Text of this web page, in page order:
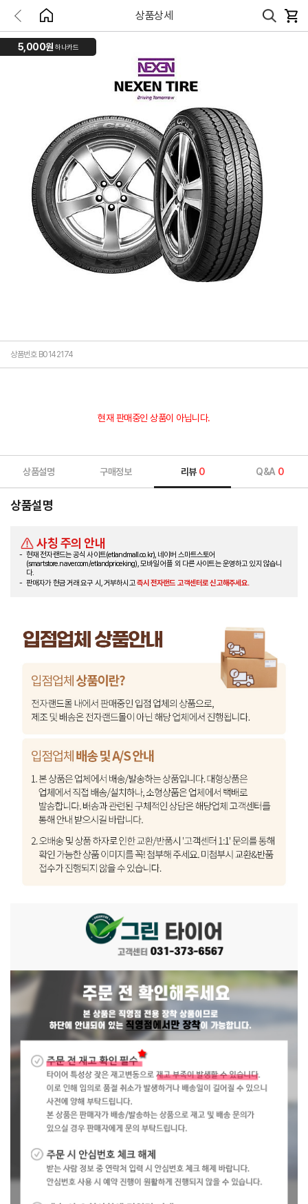
상품상세
5,000원 하나카드
상품번호 B0142174
현재 판매중인 상품이 아닙니다.
상품설명 구매정보 리뷰 0 Q&A 0
상품설명
사칭 주의 안내
현재 전자랜드는 공식 사이트(etlandmall.co.kr), 네이버 스마트스토어
(smartstore.naver.com/etlandpriceking), 모바일 어플 외 다른 사이트는 운영하고 있지 않습니
다.
판매자가 현금 거래 요구 시, 거부하시고즉시 전자랜드 고객센터로 신고해주세요.